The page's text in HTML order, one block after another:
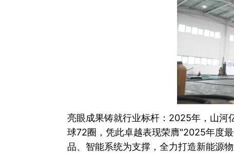
亮眼成果铸就行业标杆：2025年，山河
球72圈，凭此卓越表现荣膺"2025年度
品、智能系统为支撑，全力打造新能源